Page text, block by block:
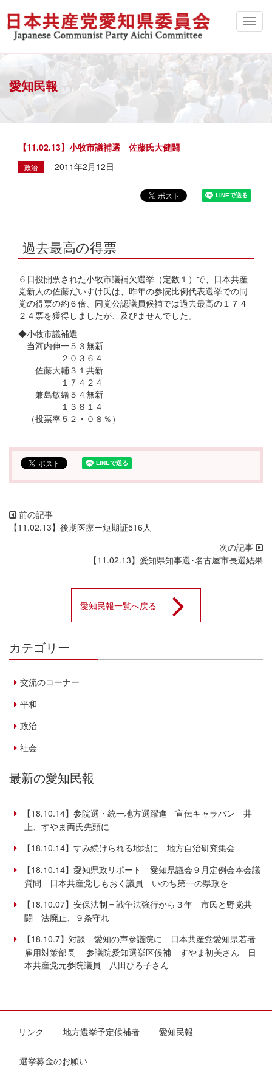
愛知民報
【11.02.13】小牧市議補選 佐藤氏大健闘
政治 2011年2月12日
過去最高の得票
６日投開票された小牧市議補欠選挙（定数１）で、日本共産
党新人の佐藤だいすけ氏は、昨年の参院比例代表選挙での同
党の得票の約６倍、同党公認議員候補では過去最高の１７４
２４票を獲得しましたが、及びませんでした。
◆小牧市議補選
当河内伸一５３無新
２０３６４
佐藤大輔３１共新
１７４２４
兼島敏緒５４無新
１３８１４
（投票率５２・０８％）
【11.02.13】後期医療ー短期証516人
【11.02.13】愛知県知事選･名古屋市長選結果
愛知民報一覧へ戻る
カテゴリー
交流のコーナー
平和
政治
社会
最新の愛知民報
【18.10.14】参院選・統一地方選躍進 宣伝キャラバン 井
上、すやま両氏先頭に
【18.10.14】すみ続けられる地域に 地方自治研究集会
【18.10.14】愛知県政リポート 愛知県議会９月定例会本会議
質問 日本共産党しもおく議員 いのち第一の県政を
【18.10.07】安保法制＝戦争法強行から３年 市民と野党共
闘 法廃止、９条守れ
【18.10.7】対談 愛知の声参議院に 日本共産党愛知県若者
雇用対策部長 参議院愛知選挙区候補 すやま初美さん 日
本共産党元参院議員 八田ひろ子さん
リンク 地方選挙予定候補者 愛知民報
選挙募金のお願い